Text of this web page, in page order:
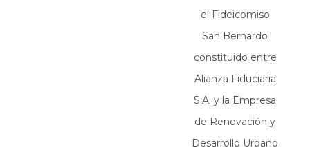
el Fideicomiso
San Bernardo
constituido entre
Alianza Fiduciaria
S.A. y la Empresa
de Renovación y
Desarrollo Urbano